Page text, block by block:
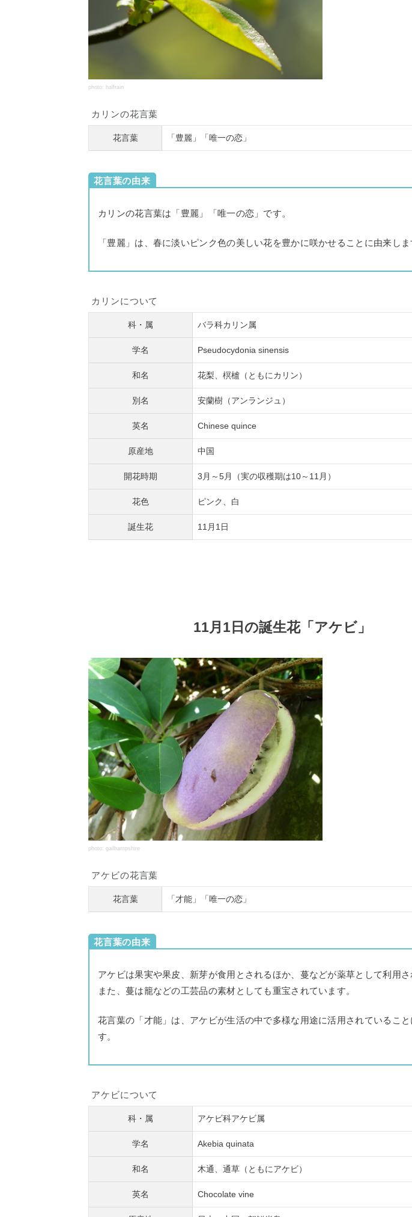
photo: halfrain
カリンの花言葉
花言葉 「豊麗」「唯一の恋」
花言葉の由来
カリンの花言葉は「豊麗」「唯一の恋」です。
「豊麗」は、春に淡いピンク色の美しい花を豊かに咲かせることに由来しま
カリンについて
科・属 バラ科カリン属
学名 Pseudocydonia sinensis
和名 花梨、榠樝（ともにカリン）
別名 安蘭樹（アンランジュ）
英名 Chinese quince
原産地 中国
開花時期 3月～5月（実の収穫期は10～11月）
花色 ピンク、白
誕生花 11月1日
11月1日の誕生花「アケビ」
photo: gailhampshire
アケビの花言葉
花言葉 「才能」「唯一の恋」
花言葉の由来
アケビは果実や果皮、新芽が食用とされるほか、蔓などが薬草として利用さ
また、蔓は籠などの工芸品の素材としても重宝されています。
花言葉の「才能」は、アケビが生活の中で多様な用途に活用されていること
す。
アケビについて
科・属 アケビ科アケビ属
学名 Akebia quinata
和名 木通、通草（ともにアケビ）
英名 Chocolate vine